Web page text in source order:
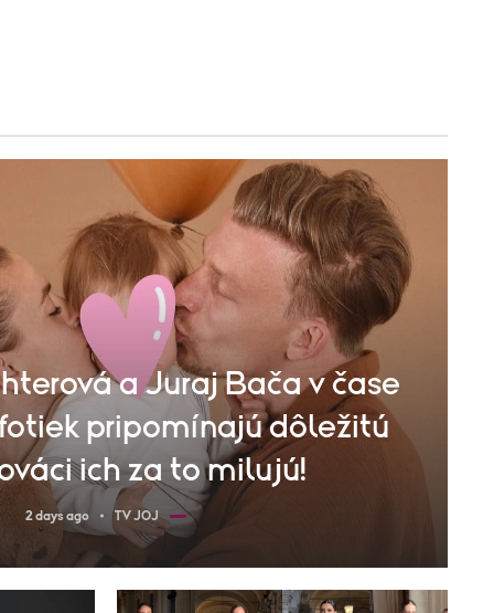
a Juraj Bača v čase
pripomínajú dôležitú
ich za to milujú!
2 days ago TV JOJ